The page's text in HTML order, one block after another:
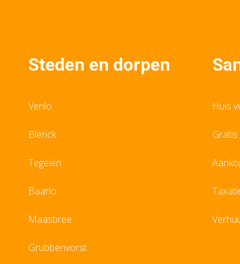
Steden en dorpen
Venlo
Blerick
Tegelen
Baarlo
Maasbree
Grubbenvorst
Huis